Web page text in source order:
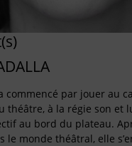
commencé par jouer au
théâtre, à la régie son et
au bord du plateau.
le monde théâtral, elle